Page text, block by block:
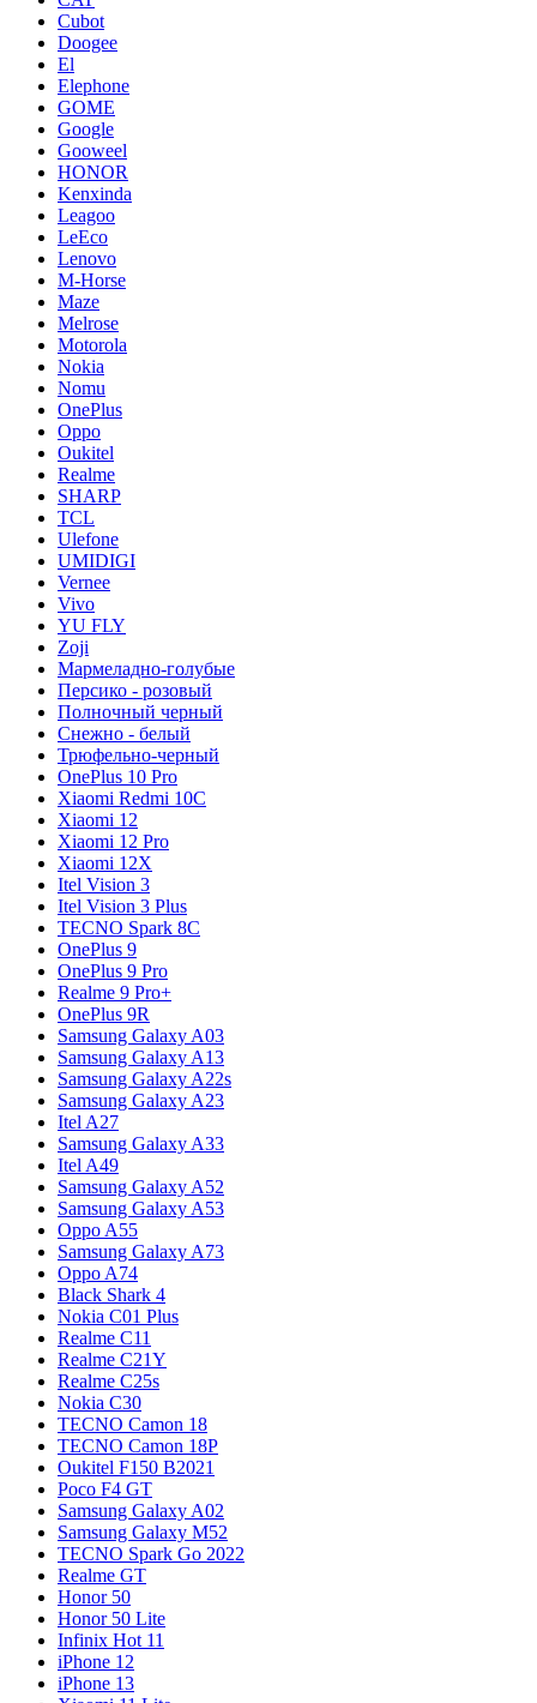
Cubot
Doogee
El
Elephone
GOME
Google
Gooweel
HONOR
Kenxinda
Leagoo
LeEco
Lenovo
M-Horse
Maze
Melrose
Motorola
Nokia
Nomu
OnePlus
Oppo
Oukitel
Realme
SHARP
TCL
Ulefone
UMIDIGI
Vernee
Vivo
YU FLY
Zoji
Мармеладно-голубые
Персико - розовый
Полночный черный
Снежно - белый
Трюфельно-черный
OnePlus 10 Pro
Xiaomi Redmi 10C
Xiaomi 12
Xiaomi 12 Pro
Xiaomi 12X
Itel Vision 3
Itel Vision 3 Plus
TECNO Spark 8C
OnePlus 9
OnePlus 9 Pro
Realme 9 Pro+
OnePlus 9R
Samsung Galaxy A03
Samsung Galaxy A13
Samsung Galaxy A22s
Samsung Galaxy A23
Itel A27
Samsung Galaxy A33
Itel A49
Samsung Galaxy A52
Samsung Galaxy A53
Oppo A55
Samsung Galaxy A73
Oppo A74
Black Shark 4
Nokia C01 Plus
Realme C11
Realme C21Y
Realme C25s
Nokia C30
TECNO Camon 18
TECNO Camon 18P
Oukitel F150 B2021
Poco F4 GT
Samsung Galaxy A02
Samsung Galaxy M52
TECNO Spark Go 2022
Realme GT
Honor 50
Honor 50 Lite
Infinix Hot 11
iPhone 12
iPhone 13